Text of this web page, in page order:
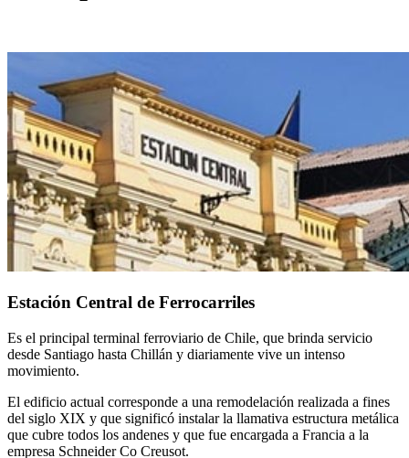
Estación Central de Ferrocarriles
Es el principal terminal ferroviario de Chile, que brinda servicio
desde Santiago hasta Chillán y diariamente vive un intenso
movimiento.
El edificio actual corresponde a una remodelación realizada a fines
del siglo XIX y que significó instalar la llamativa estructura metálica
que cubre todos los andenes y que fue encargada a Francia a la
empresa Schneider Co Creusot.